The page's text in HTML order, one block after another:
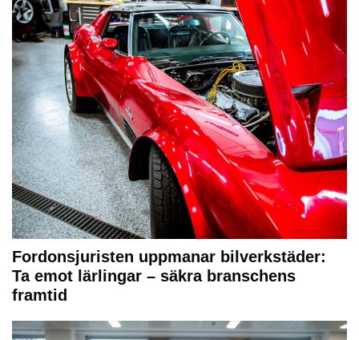
Fordonsjuristen uppmanar bilverkstäder:
Ta emot lärlingar – säkra branschens
framtid